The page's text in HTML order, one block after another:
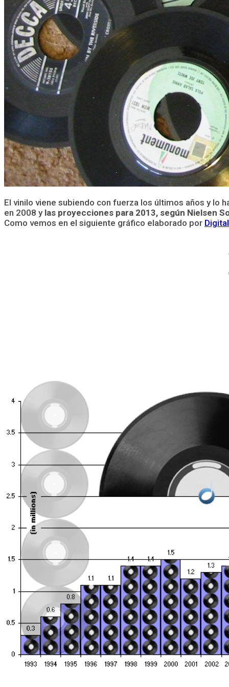
El vinilo viene subiendo con fuerza los últimos años y
en 2008 y las proyecciones para 2013, según Nielsen
Como vemos en el siguiente gráfico elaborado por